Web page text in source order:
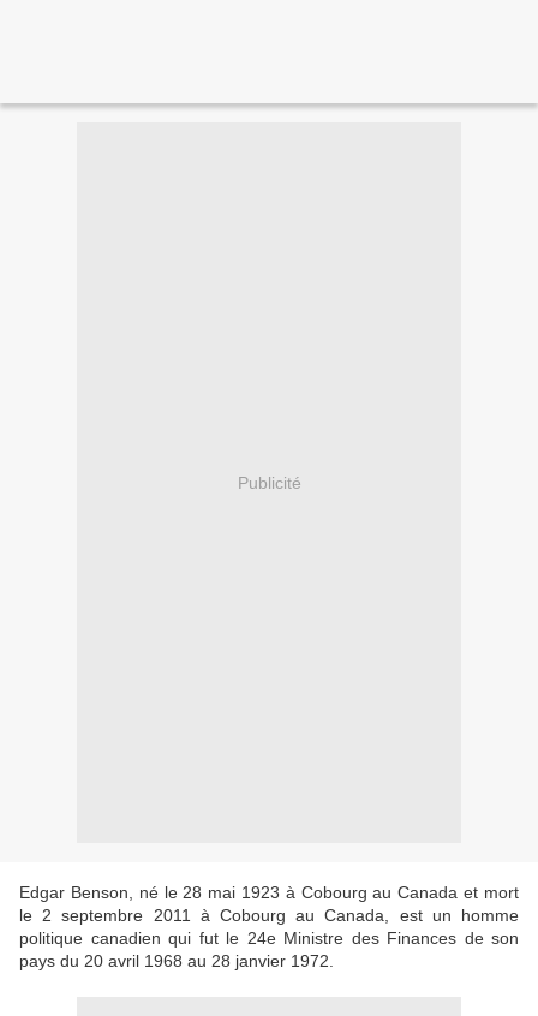
Publicité
Edgar Benson, né le 28 mai 1923 à Cobourg au Canada et mort
le 2 septembre 2011 à Cobourg au Canada, est un homme
politique canadien qui fut le 24e Ministre des Finances de son
pays du 20 avril 1968 au 28 janvier 1972.